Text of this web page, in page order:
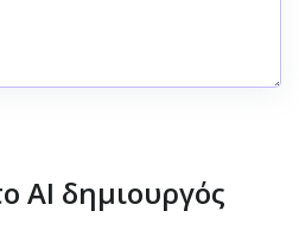
AI δημιουργός